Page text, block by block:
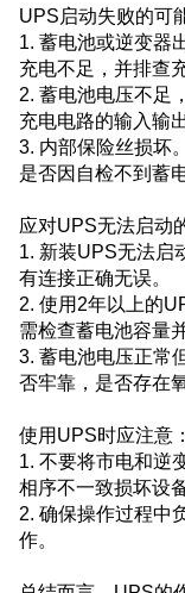
UPS启动失败的可
1. 蓄电池或逆变器
充电不足，并排查
2. 蓄电池电压不足
充电电路的输入输
3. 内部保险丝损坏
是否因自检不到蓄
应对UPS无法启动
1. 新装UPS无法启
有连接正确无误。
2. 使用2年以上的
需检查蓄电池容量
3. 蓄电池电压正常
否牢靠，是否存在
使用UPS时应注意：
1. 不要将市电和逆
相序不一致损坏设备
2. 确保操作过程中
作。